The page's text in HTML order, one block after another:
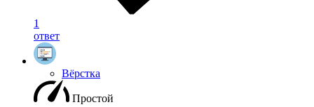
1
ответ
Вёрстка
Простой